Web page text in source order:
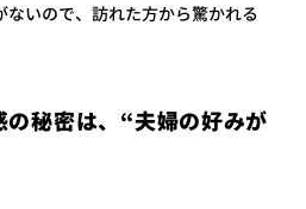
ないので、訪れた方から驚かれる
秘密は、“夫婦の好みが